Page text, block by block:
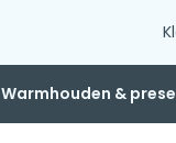
Warmhouden &